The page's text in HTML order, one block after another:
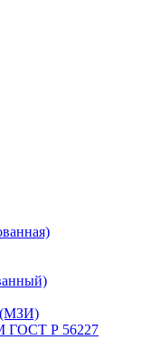
(МЗИ)
ГОСТ Р 56227